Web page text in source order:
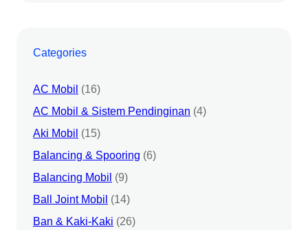
Categories
AC Mobil (16)
AC Mobil & Sistem Pendinginan (4)
Aki Mobil (15)
Balancing & Spooring (6)
Balancing Mobil (9)
Ball Joint Mobil (14)
Ban & Kaki-Kaki (26)